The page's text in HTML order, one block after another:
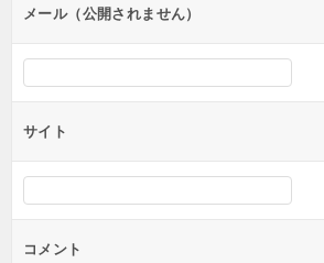
ンメール（公開されません）
サイト
コメント